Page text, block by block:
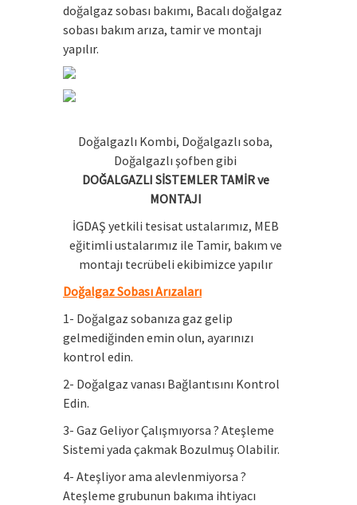
doğalgaz sobası bakımı, Bacalı doğalgaz
sobası bakım arıza, tamir ve montajı
yapılır.
Doğalgazlı Kombi, Doğalgazlı soba,
Doğalgazlı şofben gibi
DOĞALGAZLI SİSTEMLER TAMİR ve
MONTAJI
İGDAŞ yetkili tesisat ustalarımız, MEB
eğitimli ustalarımız ile Tamir, bakım ve
montajı tecrübeli ekibimizce yapılır
Doğalgaz Sobası Arızaları
1- Doğalgaz sobanıza gaz gelip
gelmediğinden emin olun, ayarınızı
kontrol edin.
2- Doğalgaz vanası Bağlantısını Kontrol
Edin.
3- Gaz Geliyor Çalışmıyorsa ? Ateşleme
Sistemi yada çakmak Bozulmuş Olabilir.
4- Ateşliyor ama alevlenmiyorsa ?
Ateşleme grubunun bakıma ihtiyacı